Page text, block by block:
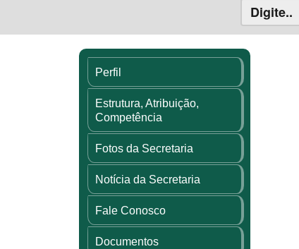
Perfil
Estrutura, Atribuição,
Competência
Fotos da Secretaria
Notícia da Secretaria
Fale Conosco
Documentos